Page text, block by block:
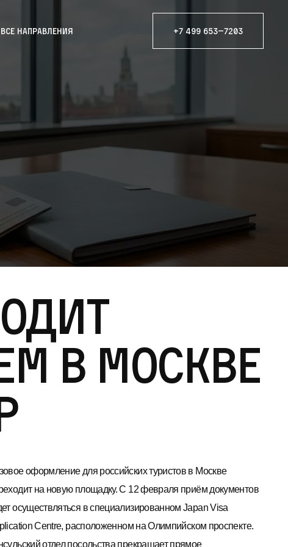
Все направления +7 499 653—7203
в Москве
оформление для российских туристов в Москве
на новую площадку. С 12 февраля приём документов
осуществляться в специализированном Japan Visa
Centre, расположенном на Олимпийском проспекте.
отдел посольства прекращает прямое